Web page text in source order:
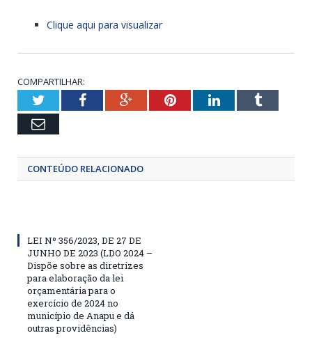
Clique aqui para visualizar
COMPARTILHAR:
TwitterFacebookGoogle+PinterestLinkedInTumblr
Email
CONTEÚDO RELACIONADO
LEI Nº 356/2023, DE 27 DE
JUNHO DE 2023 (LDO 2024 –
Dispõe sobre as diretrizes
para elaboração da lei
orçamentária para o
exercício de 2024 no
município de Anapu e dá
outras providências)